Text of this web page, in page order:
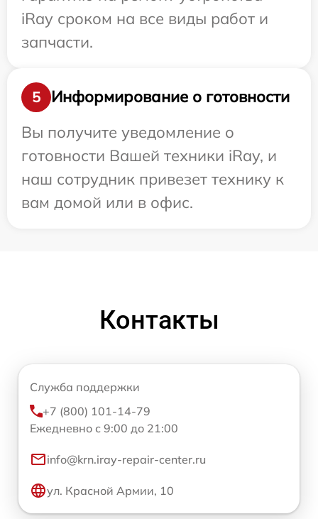
iRay сроком на все виды работ и
запчасти.
5
Информирование о готовности
Вы получите уведомление о
готовности Вашей техники iRay, и
наш сотрудник привезет технику к
вам домой или в офис.
Контакты
Служба поддержки
+7 (800) 101-14-79
Ежедневно с 9:00 до 21:00
info@krn.iray-repair-center.ru
ул. Красной Армии, 10